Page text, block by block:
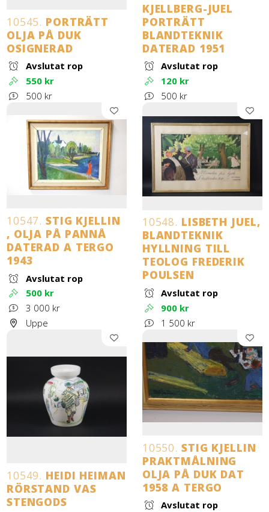
10545. PORTRÄTT
OLJA PÅ DUK
OSIGNERAD
Avslutat rop
550 kr
500 kr
KJELLBERG-JUEL
PORTRÄTT
BLANDTEKNIK
DATERAD 1951
Avslutat rop
120 kr
500 kr
10547. STIG KJELLIN
, OLJA PÅ PANNÅ
DATERAD A TERGO
1943
Avslutat rop
500 kr
3 000 kr
Uppe
10548. LISBETH JUEL,
BLANDTEKNIK
HYLLNING TILL
TEOLOG FREDERIK
POULSEN
Avslutat rop
900 kr
1 500 kr
10549. HEIDI HEIMAN
RÖRSTAND VAS
STENGODS
10550. STIG KJELLIN
PRAKTMÅLNING
OLJA PÅ DUK DAT
1958 A TERGO
Avslutat rop